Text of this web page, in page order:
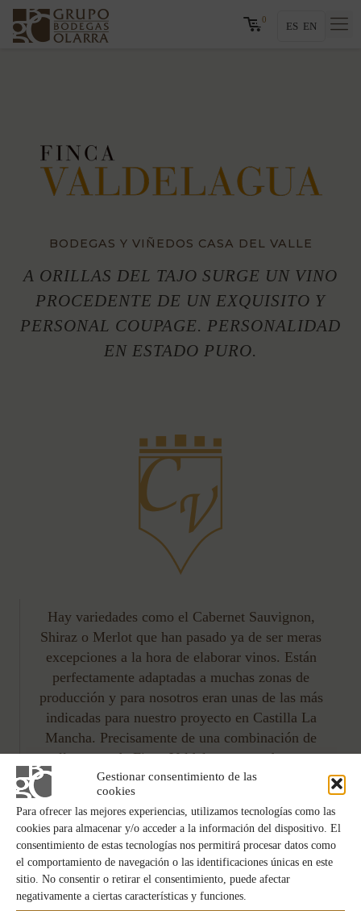
Gestionar consentimiento de las
cookies
Para ofrecer las mejores experiencias, utilizamos tecnologías como las
cookies para almacenar y/o acceder a la información del dispositivo. El
consentimiento de estas tecnologías nos permitirá procesar datos como
el comportamiento de navegación o las identificaciones únicas en este
sitio. No consentir o retirar el consentimiento, puede afectar
negativamente a ciertas características y funciones.
0
ES EN
BODEGAS Y VIÑEDOS CASA DEL VALLE
A ORILLAS DEL TAJO SURGE UN VINO
PROCEDENTE DE UN EXQUISITO Y
PERSONAL COUPAGE. PERSONALIDAD
EN ESTADO PURO.
Hay variedades como el Cabernet Sauvignon,
Shiraz o Merlot que han pasado ya de ser meras
excepciones a la hora de elaborar vinos. Están
perfectamente adaptadas a muchas zonas de
producción y para nosotros eran unas de las más
indicadas para nuestro proyecto en Castilla La
Mancha. Precisamente de una combinación de
ellas procede Finca Valdelagua, uno de esos
envolventes vinos muy apreciados por su
elegancia y porque son realmente agradables de
beber.